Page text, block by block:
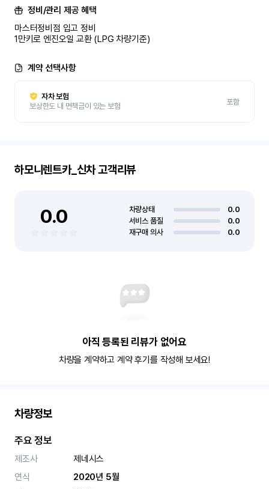
정비/관리 제공 혜택
마스터정비점 입고 정비
1만키로 엔진오일 교환 (LPG 차량기준)
계약 선택사항
자차 보험
보상한도 내 면책금이 있는 보험
포함
하모니렌트카_신차고객리뷰
0.0 차량상태
0.0
서비스 품질
0.0
재구매 의사
0.0
아직 등록된 리뷰가 없어요
차량을 계약하고 계약 후기를 작성해 보세요!
차량정보
주요 정보
제조사
제네시스
연식
2020년 5월